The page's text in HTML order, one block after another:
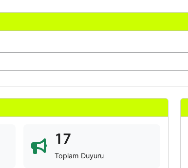
17
Toplam Duyuru